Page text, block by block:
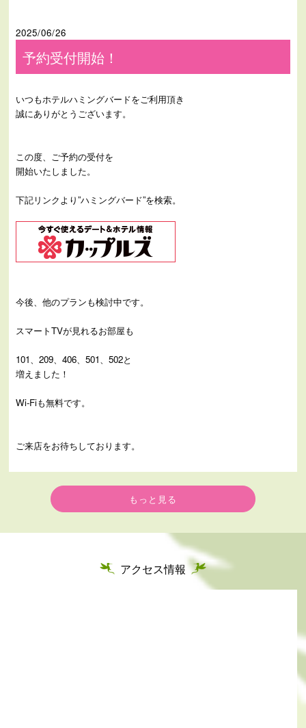
2025/06/26
予約受付開始！
いつもホテルハミングバードをご利用頂き
誠にありがとうございます。
この度、ご予約の受付を
開始いたしました。
下記リンクより”ハミングバード”を検索。
今後、他のプランも検討中です。
スマートTVが見れるお部屋も
101、209、406、501、502と
増えました！
Wi-Fiも無料です。
ご来店をお待ちしております。
もっと見る
アクセス情報